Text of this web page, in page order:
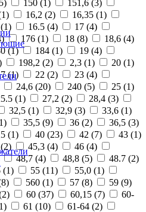
5) 150 (1 ) 151,6 (3)
1) 16,2 (2) 16,35 (1)
1) 16.5 (4) 17 (4)
) 176 (1) 18 (8) 18,6 (4)
(1) 184 (1) 19 (4)
198,2 (2) 2,3 (1) 20 (1)
(1) 22 (2) 23 (4)
24,6 (20) 240 (5) 25 (1)
(1) 27,2 (2) 28,4 (3)
32,5 (1) 32,9 (3) 33,6 (1)
1) 35,5 (9) 36 (2) 36,5 (3)
(1) 40 (23) 42 (7) 43 (1)
2) 45,3 (4) 46 (4)
48,7 (4) 48,8 (5) 48.7 (2)
(1) 55 (11) 55,0 (1)
8) 560 (1) 57 (8) 59 (9)
2) 60 (37) 60,15 (7)
60-
1) 61 (10) 61-64 (2)